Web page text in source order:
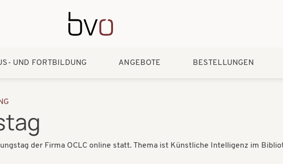
Direkt zum Inhalt
UND FORTBILDUNG ANGEBOTE BESTELLUNGEN
der Firma OCLC online statt. Thema ist Künstliche Intelligenz im